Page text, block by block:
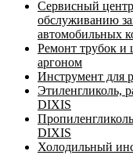
Сервисный
обслуживанию
автомобильных
Ремонт трубок и
аргоном
Инструмент для
Этиленгликоль,
DIXIS
DIXIS
Холодильный